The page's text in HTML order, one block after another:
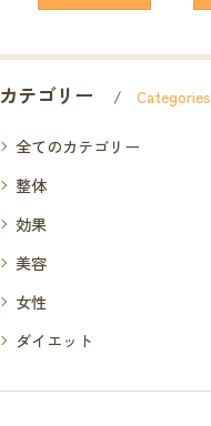
カテゴリー Categories
全てのカテゴリー
整体
効果
美容
女性
ダイエット